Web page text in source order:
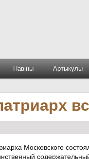
Навіны Артыкулы
Московского